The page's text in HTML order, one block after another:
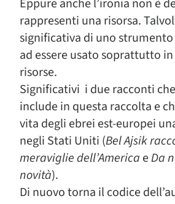
Eppure anche l’ironia non è
rappresenti una risorsa.
significativa di uno
ad essere usato soprattutto
risorse.
Significativi i due racconti
include in questa raccolta e
vita degli ebrei est-europei
negli Stati Uniti (Bel Ajsik
meraviglie dell’America eDa
novità).
Di nuovo torna il codice